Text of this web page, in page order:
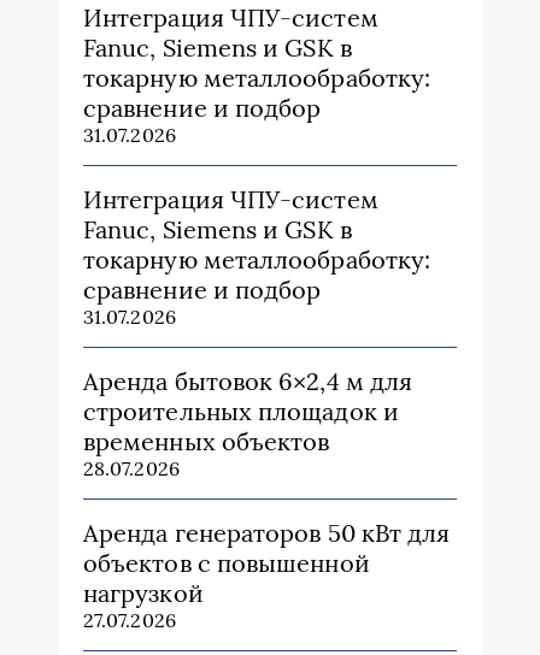
Интеграция ЧПУ-систем
Fanuc, Siemens и GSK в
токарную металлообработку:
сравнение и подбор
31.07.2026
Интеграция ЧПУ-систем
Fanuc, Siemens и GSK в
токарную металлообработку:
сравнение и подбор
31.07.2026
Аренда бытовок 6×2,4 м для
строительных площадок и
временных объектов
28.07.2026
Аренда генераторов 50 кВт для
объектов с повышенной
нагрузкой
27.07.2026